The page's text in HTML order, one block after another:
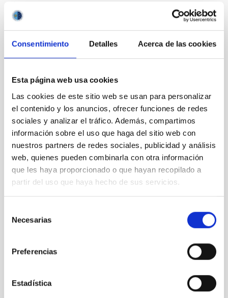
Consentimiento Detalles Acerca de las cookies
Esta página web usa cookies
Las cookies de este sitio web se usan para personalizar
el contenido y los anuncios, ofrecer funciones de redes
sociales y analizar el tráfico. Además, compartimos
información sobre el uso que haga del sitio web con
nuestros partners de redes sociales, publicidad y análisis
web, quienes pueden combinarla con otra información
que les haya proporcionado o que hayan recopilado a
partir del uso que haya hecho de sus servicios.
Necesarias
Preferencias
Estadística
del
Cigarro)
Inauguración
de la
exposición
"100 Lunas
cuadradas"
en el
Instituto
Cervantes
de Tokio
"100 Lunas